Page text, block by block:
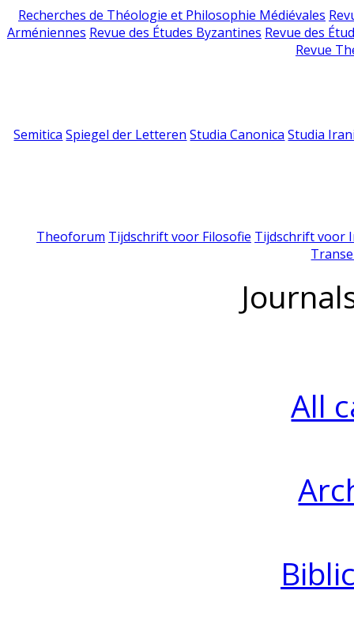
Recherches de Théologie et Philosophie Médiévales
Arméniennes Revue des Études Byzantines Revue des
Revue
Semitica Spiegel der Letteren Studia Canonica Studia
Theoforum Tijdschrift voor Filosofie Tijdschrift voor
All